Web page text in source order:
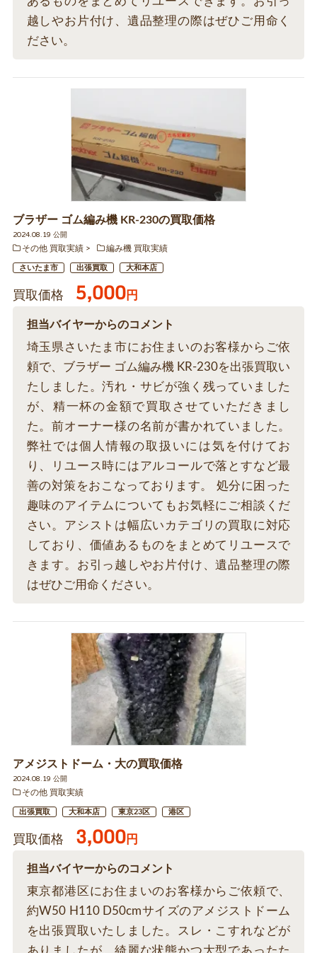
越しやお片付け、遺品整理の際はぜひご用命く
ださい。
ブラザー ゴム編み機 KR-230の買取価格
2024.08.19 公開
その他 買取実績
編み機 買取実績
さいたま市 出張買取 大和本店
買取価格 5,000円
担当バイヤーからのコメント
埼玉県さいたま市にお住まいのお客様からご依
頼で、ブラザー ゴム編み機 KR-230を出張買取い
たしました。汚れ・サビが強く残っていました
が、精一杯の金額で買取させていただきまし
た。前オーナー様の名前が書かれていました。
弊社では個人情報の取扱いには気を付けてお
り、リユース時にはアルコールで落とすなど最
善の対策をおこなっております。 処分に困った
趣味のアイテムについてもお気軽にご相談くだ
さい。アシストは幅広いカテゴリの買取に対応
しており、価値あるものをまとめてリユースで
きます。お引っ越しやお片付け、遺品整理の際
はぜひご用命ください。
アメジストドーム・大の買取価格
2024.08.19 公開
その他 買取実績
出張買取 大和本店 東京23区 港区
買取価格 3,000円
担当バイヤーからのコメント
東京都港区にお住まいのお客様からご依頼で、
約W50 H110 D50cmサイズのアメジストドーム
を出張買取いたしました。スレ・こすれなどが